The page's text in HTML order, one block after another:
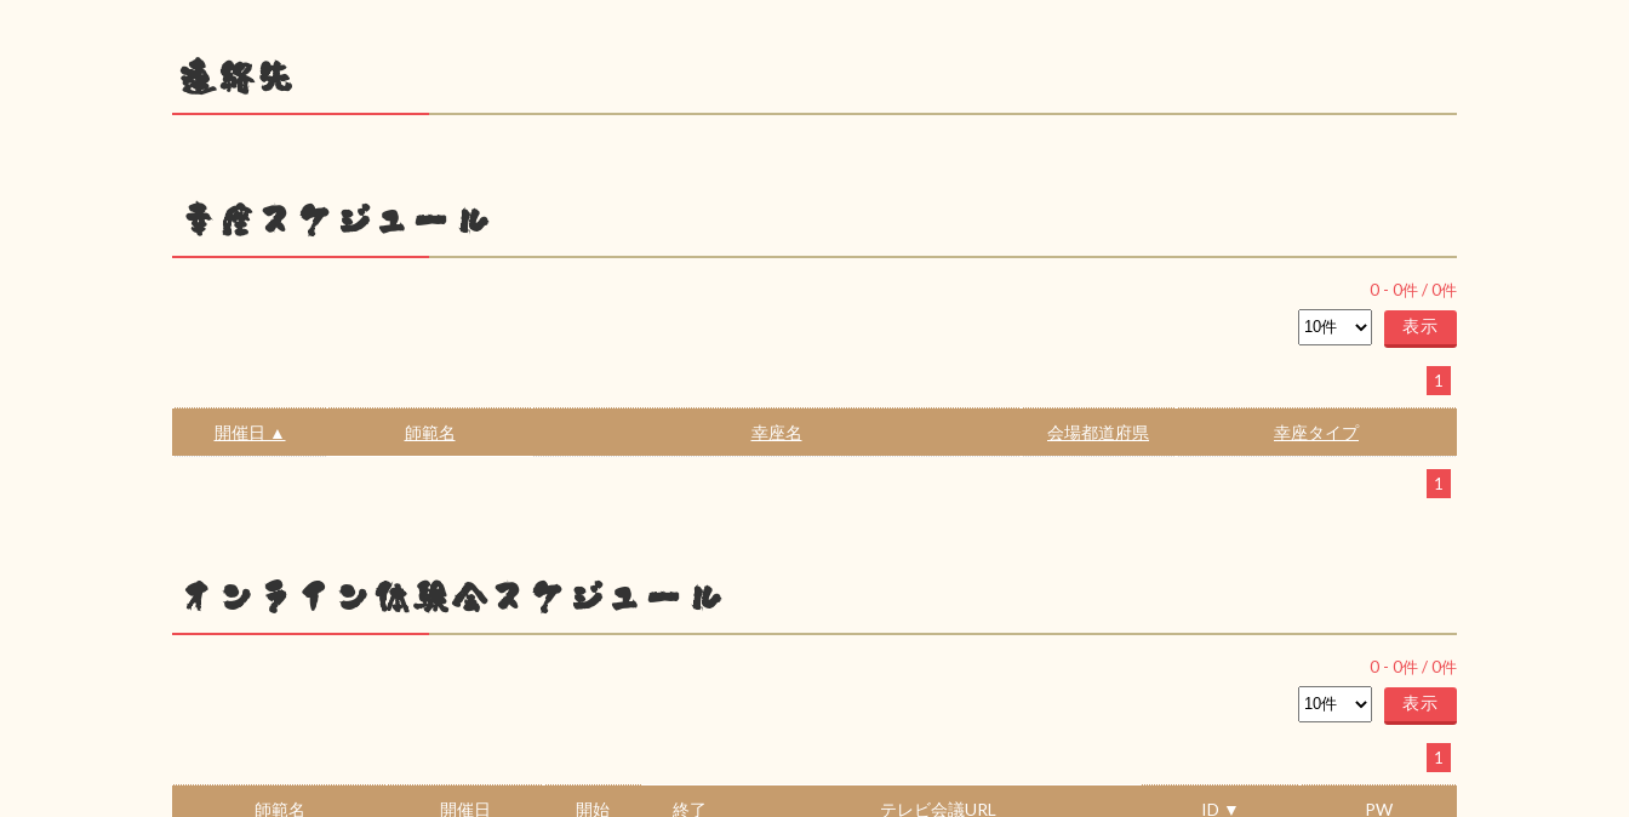
連絡先
幸座スケジュール
0 - 0件 /0件
1
開催日 ▲ 師範名 幸座名 会場都道府県 幸座タイプ
1
オンライン体験会スケジュール
0 - 0件 /0件
1
師範名 開催日 開始 終了 テレビ会議URL ID ▼ PW